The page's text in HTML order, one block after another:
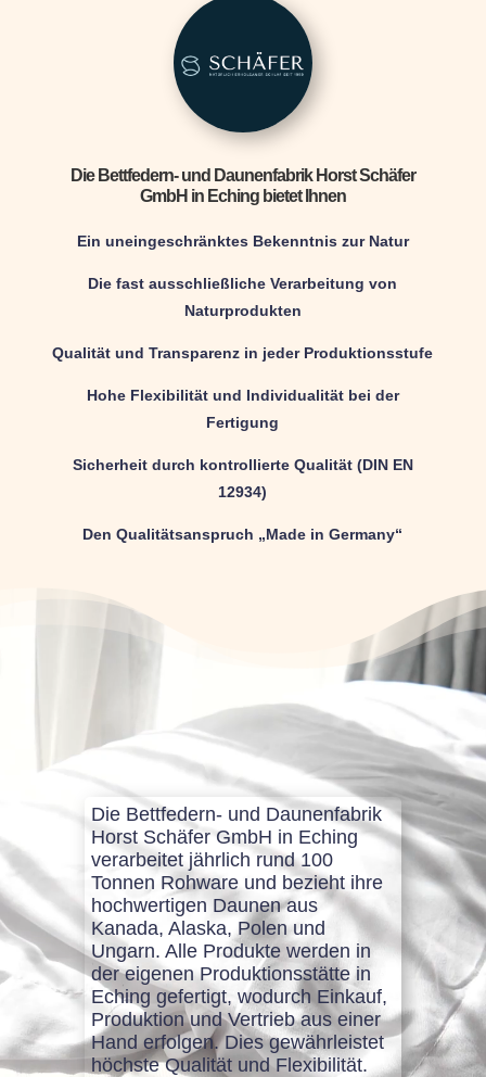
Die Bettfedern- und Daunenfabrik Horst Schäfer
GmbH in Eching bietet Ihnen
Ein uneingeschränktes Bekenntnis zur Natur
Die fast ausschließliche Verarbeitung von
Naturprodukten
Qualität und Transparenz in jeder Produktionsstufe
Hohe Flexibilität und Individualität bei der
Fertigung
Sicherheit durch kontrollierte Qualität (DIN EN
12934)
Den Qualitätsanspruch „Made in Germany“
Die Bettfedern- und Daunenfabrik
Horst Schäfer GmbH in Eching
verarbeitet jährlich rund 100
Tonnen Rohware und bezieht ihre
hochwertigen Daunen aus
Kanada, Alaska, Polen und
Ungarn. Alle Produkte werden in
der eigenen Produktionsstätte in
Eching gefertigt, wodurch Einkauf,
Produktion und Vertrieb aus einer
Hand erfolgen. Dies gewährleistet
höchste Qualität und Flexibilität.